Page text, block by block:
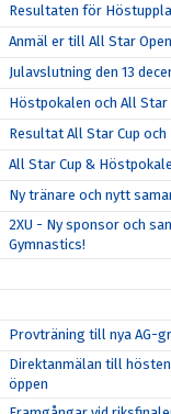
Resultaten för
Anmäl er till All Star
Julavslutning den 13
Höstpokalen och All Star
Resultat All Star Cup
All Star Cup &
Ny tränare och nytt
2XU - Ny sponsor och
Gymnastics!
Provträning till nya AG-
Direktanmälan till
öppen